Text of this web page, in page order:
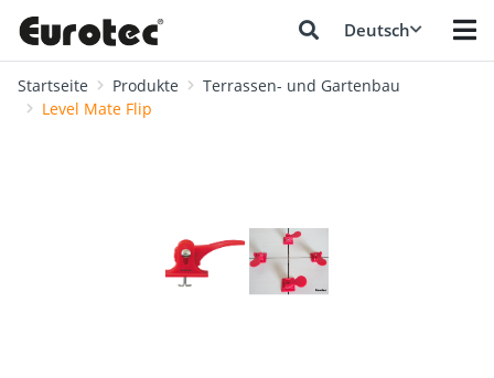
Deutsch
Startseite Produkte
Terrassen- und Gartenbau
Level Mate Flip